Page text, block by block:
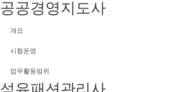
공공경영지도사
개요
시험운영
업무활동범위
섬유패션관리사